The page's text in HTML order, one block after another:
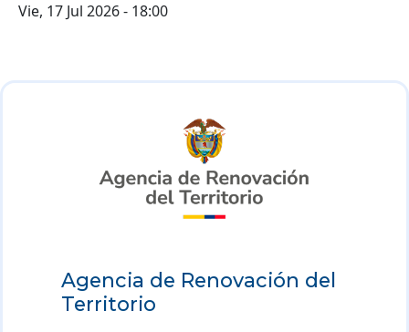
Vie, 17 Jul 2026 - 18:00
Agencia de Renovación del
Territorio